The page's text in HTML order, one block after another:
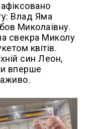
Влад Яма
Миколаївну.
свекра Миколу
квітів.
син Леон,
вперше